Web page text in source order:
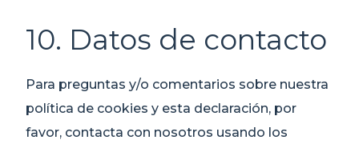
10. Datos de contacto
Para preguntas y/o comentarios sobre nuestra
política de cookies y esta declaración, por
favor, contacta con nosotros usando los